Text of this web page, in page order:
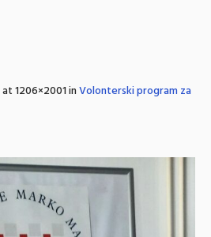
at 1206×2001 inVolonterski program za